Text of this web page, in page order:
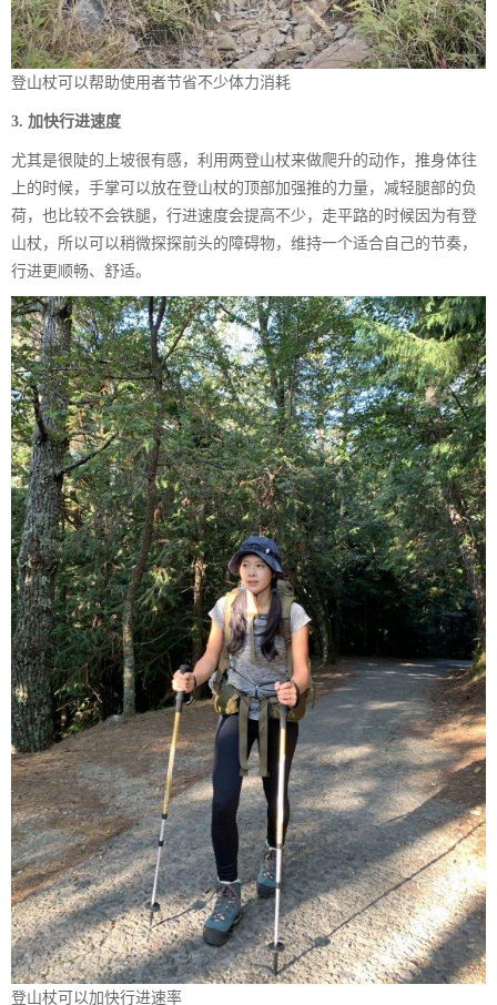
登山杖可以帮助使用者节省不少体力消耗
3. 加快行进速度
尤其是很陡的上坡很有感，利用两登山杖来做爬升的动作，推身体往
上的时候，手掌可以放在登山杖的顶部加强推的力量，减轻腿部的负
荷，也比较不会铁腿，行进速度会提高不少，走平路的时候因为有登
山杖，所以可以稍微探探前头的障碍物，维持一个适合自己的节奏，
行进更顺畅、舒适。
登山杖可以加快行进速率